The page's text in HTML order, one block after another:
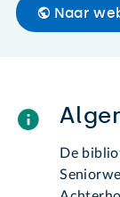
Naar
De